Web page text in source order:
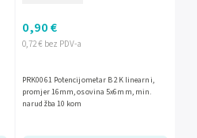
0,72 € bez PDV-a
0,90 €
PRK0061 Potencijometar B 2K linearni,
promjer 16mm, osovina 5x6mm, min.
narudžba 10 kom